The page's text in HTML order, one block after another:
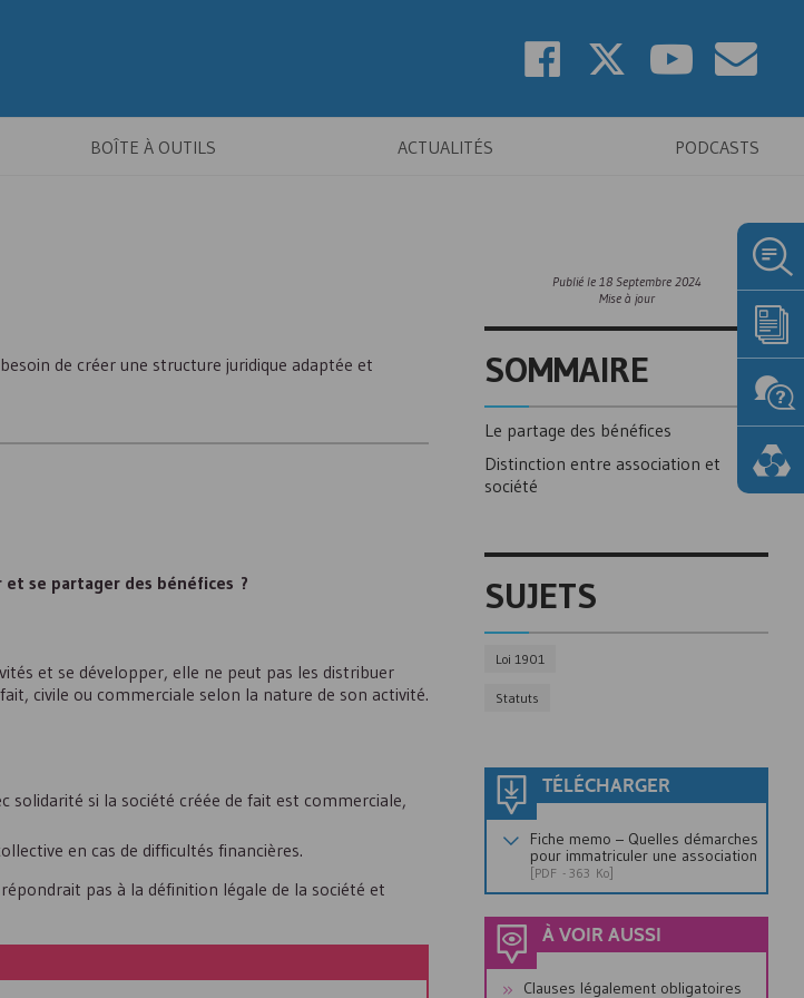
BOÎTE À OUTILS ACTUALITÉS PODCASTS
de créer une structure juridique adaptée et
se partager des bénéfices ?
et se développer, elle ne peut pas les distribuer
civile ou commerciale selon la nature de son activité.
si la société créée de fait est commerciale,
en cas de difficultés financières.
pas à la définition légale de la société et
Publié le 18 Septembre 2024
Mise à jour
SOMMAIRE
Le partage des bénéfices
Distinction entre association et
société
SUJETS
Loi 1901
Statuts
TÉLÉCHARGER
Fiche memo – Quelles démarches
pour immatriculer une association
[PDF - 363 Ko]
À VOIR AUSSI
Clauses légalement obligatoires